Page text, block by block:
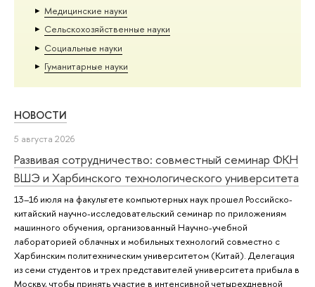
Медицинские науки
Сельскохозяйственные науки
Социальные науки
Гуманитарные науки
НОВОСТИ
5 августа 2026
Развивая сотрудничество: совместный семинар ФКН
ВШЭ и Харбинского технологического университета
13–16 июля на факультете компьютерных наук прошел Российско-
китайский научно-исследовательский семинар по приложениям
машинного обучения, организованный Научно-учебной
лабораторией облачных и мобильных технологий совместно с
Харбинским политехническим университетом (Китай). Делегация
из семи студентов и трех представителей университета прибыла в
Москву, чтобы принять участие в интенсивной четырехдневной